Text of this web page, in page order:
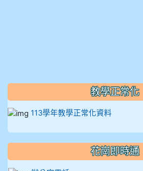
教學正常化
113學年教學正常化資料
花崗即時通